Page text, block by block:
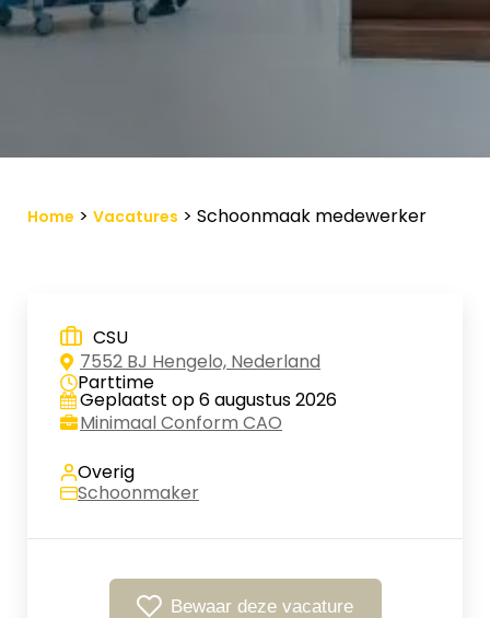
Home > Vacatures > Schoonmaak medewerker
CSU
7552 BJ Hengelo, Nederland
Parttime
Geplaatst op 6 augustus 2026
Minimaal Conform CAO
Overig
Schoonmaker
Bewaar deze vacature
Werkgevers
Bewaarde vacatures